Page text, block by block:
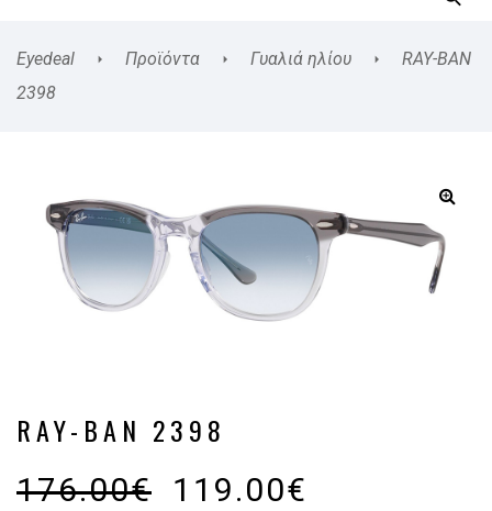
Eyedeal Προϊόντα Γυαλιά ηλίου
RAY-BAN
2398
RAY-BAN 2398
176.00€ 119.00€